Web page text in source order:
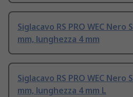
Siglacavo RS PRO WEC
mm, lunghezza 4 mm
Siglacavo RS PRO WEC
mm, lunghezza 4 mm L